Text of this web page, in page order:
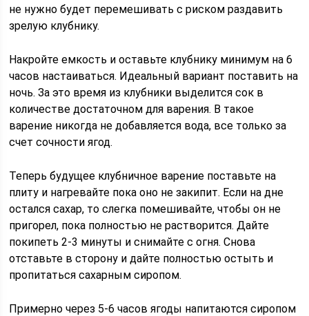
не нужно будет перемешивать с риском раздавить
зрелую клубнику.
Накройте емкость и оставьте клубнику минимум на 6
часов настаиваться. Идеальный вариант поставить на
ночь. За это время из клубники выделится сок в
количестве достаточном для варения. В такое
варение никогда не добавляется вода, все только за
счет сочности ягод.
Теперь будущее клубничное варение поставьте на
плиту и нагревайте пока оно не закипит. Если на дне
остался сахар, то слегка помешивайте, чтобы он не
пригорел, пока полностью не растворится. Дайте
покипеть 2-3 минуты и снимайте с огня. Снова
отставьте в сторону и дайте полностью остыть и
пропитаться сахарным сиропом.
Примерно через 5-6 часов ягоды напитаются сиропом